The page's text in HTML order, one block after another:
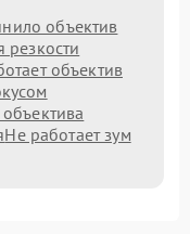
объектив
резкости
объектив
Не работает зум